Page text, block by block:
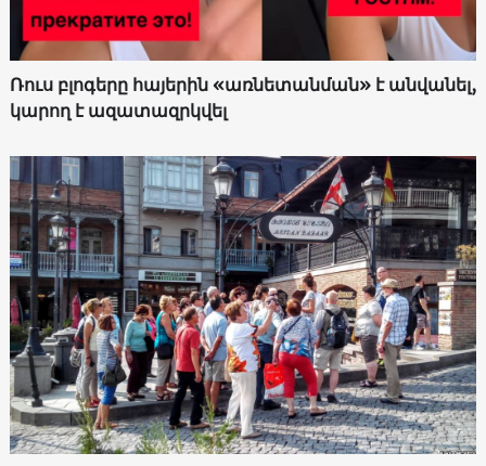
Ռուս բլոգերը հայերին «առնետանման» է անվանել,
կարող է ազատազրկվել